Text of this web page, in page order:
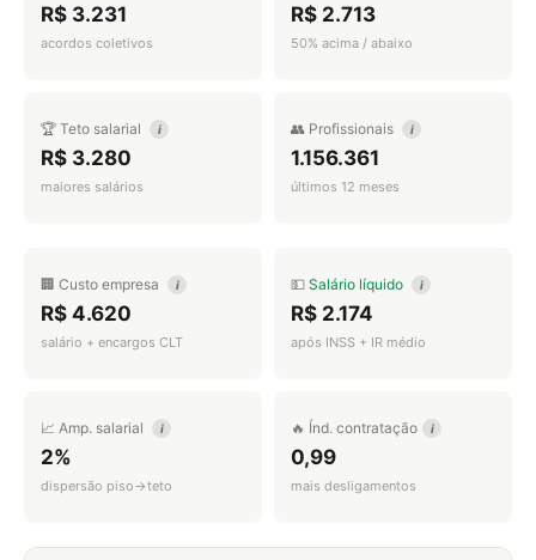
R$ 3.231
acordos coletivos
R$ 2.713
50% acima / abaixo
🏆 Teto salarial i
R$ 3.280
maiores salários
👥 Profissionais i
1.156.361
últimos 12 meses
🏢 Custo empresa i
R$ 4.620
salário + encargos CLT
💵 Salário líquido i
R$ 2.174
após INSS + IR médio
📈 Amp. salarial i
2%
dispersão piso→teto
🔥 Índ. contratação i
0,99
mais desligamentos